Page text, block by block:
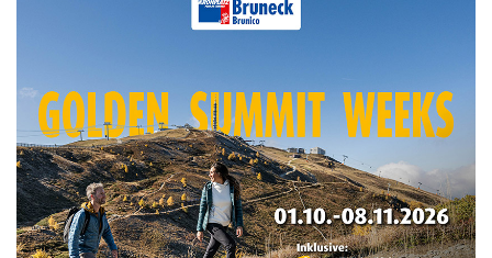
Im Tourenarchiv suchen
Region:
Gebirge: